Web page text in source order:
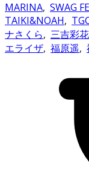
MARINA, SWAG
TAIKI&NOAH,
ナさくら, 三吉彩花
エライザ, 福原遥,